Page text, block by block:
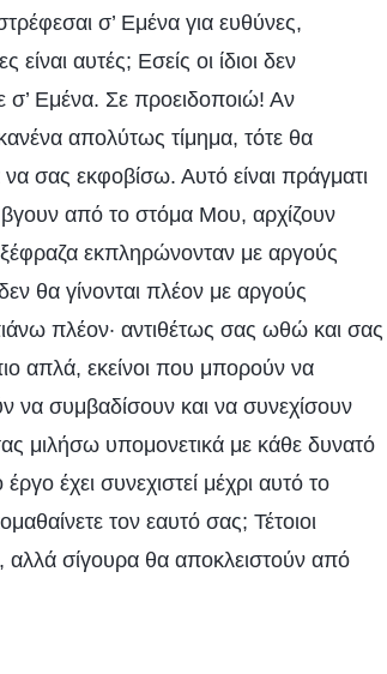
σ’ Εμένα για ευθύνες,
αυτές; Εσείς οι ίδιοι δεν
σ’ Εμένα. Σε προειδοποιώ! Αν
απολύτως τίμημα, τότε θα
σας εκφοβίσω. Αυτό είναι πράγματι
από το στόμα Μου, αρχίζουν
εκπληρώνονταν με αργούς
θα γίνονται πλέον με αργούς
πλέον· αντιθέτως σας ωθώ και σας
απλά, εκείνοι που μπορούν να
να συμβαδίσουν και να συνεχίσουν
μιλήσω υπομονετικά με κάθε δυνατό
έχει συνεχιστεί μέχρι αυτό το
τον εαυτό σας; Τέτοιοι
σίγουρα θα αποκλειστούν από